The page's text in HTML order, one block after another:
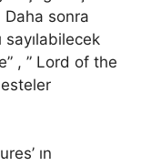
Daha sonra
sayılabilecek
, ” Lord of the
ın